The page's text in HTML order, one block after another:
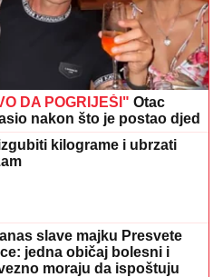
DA POGRIJEŠI" Otac
nakon što je postao djed
kilograme i ubrzati
slave majku Presvete
jedna običaj bolesni i
moraju da ispoštuju